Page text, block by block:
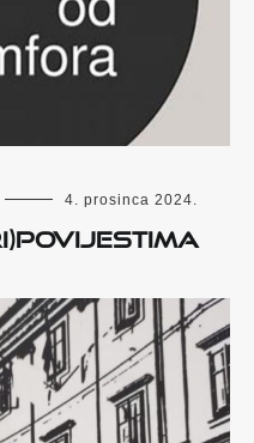
4. prosinca 2024.